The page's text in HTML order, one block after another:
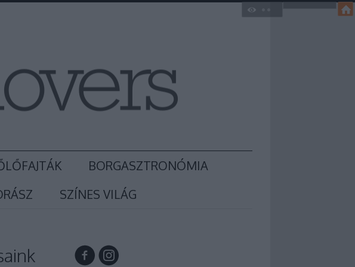
BORGASZTRONÓMIA
SZÍNES VILÁG